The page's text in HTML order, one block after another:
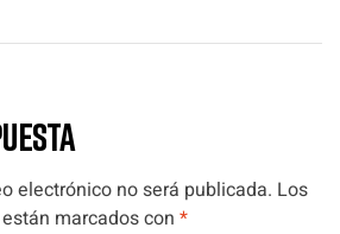
electrónico no será publicada. Los
marcados con *